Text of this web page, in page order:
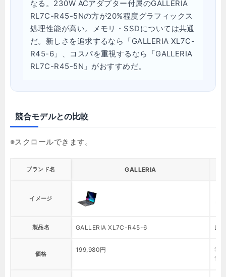
なる。230W ACアダプター付属のGALLERIA
RL7C-R45-5Nの方が20%程度グラフィックス
処理性能が高い。メモリ・SSDについては共通
だ。新しさを追求するなら「GALLERIA XL7C-
R45-6」、コスパを重視するなら「GALLERIA
RL7C-R45-5N」がおすすめだ。
競合モデルとの比較
ブランド名 GALLERIA
イメージ
製品名 GALLERIA XL7C-R45-6
価格
199,980円